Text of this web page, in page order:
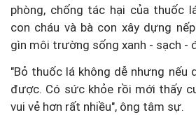
phòng, chống tác hại của thuốc
con cháu và bà con xây dựng
gìn môi trường sống xanh - sạch -
"Bỏ thuốc lá không dễ nhưng nếu
được. Có sức khỏe rồi mới thấy
vui vẻ hơn rất nhiều", ông tâm sự.